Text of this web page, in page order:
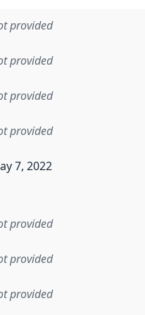
provided
provided
provided
provided
in this dataset was
7, 2022
provided
provided
provided